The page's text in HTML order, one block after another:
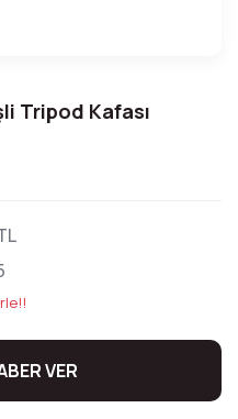
Tripod Kafası
VER